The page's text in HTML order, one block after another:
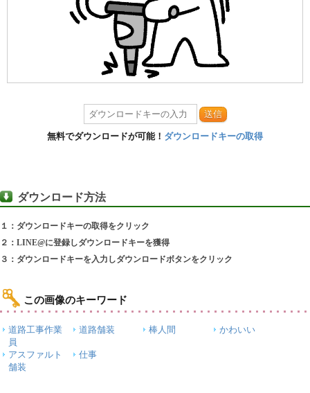
送信
無料でダウンロードが可能！ ダウンロードキーの取得
ダウンロード方法
１：ダウンロードキーの取得をクリック
２：LINE@に登録しダウンロードキーを獲得
３：ダウンロードキーを入力しダウンロードボタンをクリック
この画像のキーワード
道路工事作業
員
道路舗装 棒人間 かわいい
アスファルト
舗装
仕事